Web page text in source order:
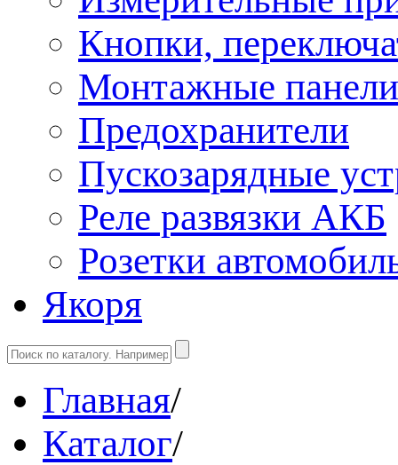
Кнопки,
Монтажные панели
Предохранители
Пускозарядные
Реле развязки АКБ
Розетки
Якоря
Главная/
Каталог/